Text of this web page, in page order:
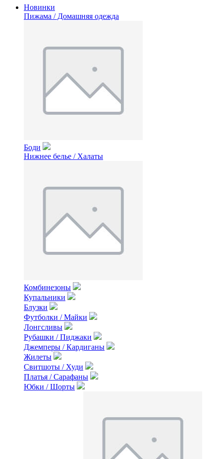
Новинки
Пижама / Домашняя одежда
Боди
Нижнее белье / Халаты
Комбинезоны
Купальники
Блузки
Футболки / Майки
Лонгсливы
Рубашки / Пиджаки
Джемперы / Кардиганы
Жилеты
Свитшоты / Худи
Платья / Сарафаны
Юбки / Шорты